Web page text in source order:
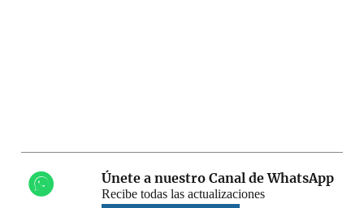
Únete a nuestro Canal de WhatsApp
Recibe todas las actualizaciones